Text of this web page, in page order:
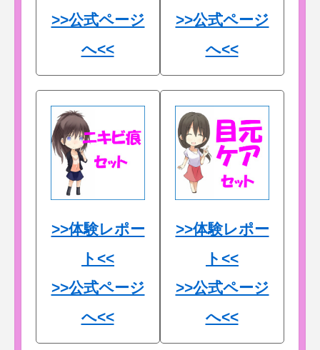
>>公式ページ
へ<<
>>公式ページ
へ<<
>>体験レポー
ト<<
>>公式ページ
へ<<
>>体験レポー
ト<<
>>公式ページ
へ<<